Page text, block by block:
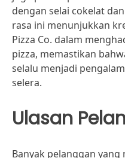
dengan selai cokelat
rasa ini menunjukkan
Pizza Co. dalam
pizza, memastikan
selalu menjadi
selera.
Ulasan
Banyak pelanggan